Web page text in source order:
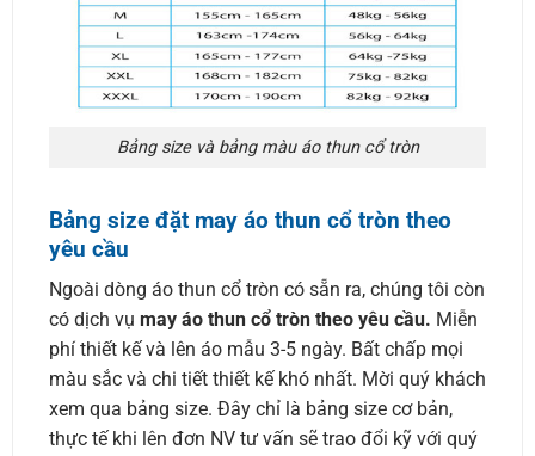
Bảng size và bảng màu áo thun cổ tròn
Bảng size đặt may áo thun cổ tròn theo
yêu cầu
Ngoài dòng áo thun cổ tròn có sẵn ra, chúng tôi còn
có dịch vụ may áo thun cổ tròn theo yêu cầu. Miễn
phí thiết kế và lên áo mẫu 3-5 ngày. Bất chấp mọi
màu sắc và chi tiết thiết kế khó nhất. Mời quý khách
xem qua bảng size. Đây chỉ là bảng size cơ bản,
thực tế khi lên đơn NV tư vấn sẽ trao đổi kỹ với quý